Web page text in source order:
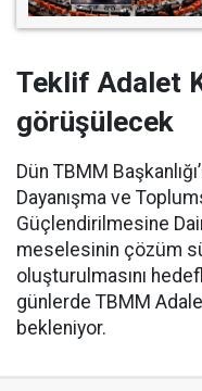
Teklif Adalet
görüşülecek
Dün TBMM
Dayanışma ve
Güçlendirilmesine
meselesinin çözüm
oluşturulmasını
günlerde TBMM
bekleniyor.